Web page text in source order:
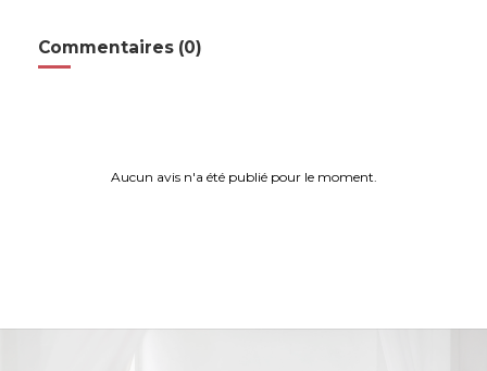
Commentaires (0)
Aucun avis n'a été publié pour le moment.